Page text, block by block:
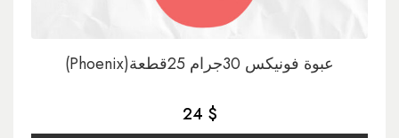
(Phoenix)عبوة فونيكس 30جرام 25قطعة
24 $